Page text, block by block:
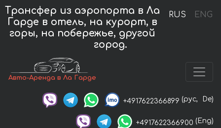
RUS ENG
Трансфер из аэропорта в Ла
Гарде в отель, на курорт, в
горы, на побережье, другой
город.
Авто-Аренда в Ла Гарде
+4917622366899 (рус, De)
+4917622366900 (Eng)